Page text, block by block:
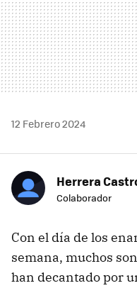
12 Febrero 2024
Herrera
Colaborador
Con el día de los
semana, muchos
han decantado por